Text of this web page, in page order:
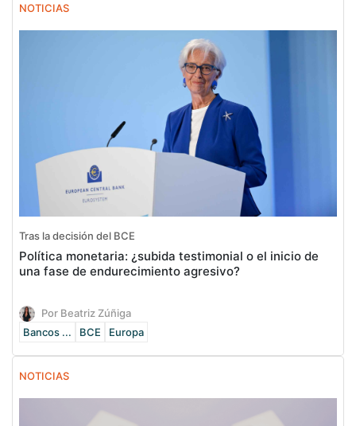
NOTICIAS
Tras la decisión del BCE
Política monetaria: ¿subida testimonial o el inicio de
una fase de endurecimiento agresivo?
Por Beatriz Zúñiga
Bancos ...
BCE Europa
NOTICIAS